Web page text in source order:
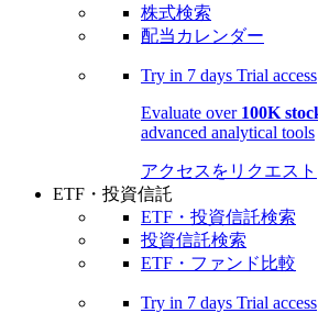
株式検索
配当カレンダー
Try in 7 days Trial access
Evaluate over 100K
advanced analytical tools
アクセスをリクエスト
ETF・投資信託
ETF・投資信託検索
投資信託検索
ETF・ファンド比較
Try in 7 days Trial access